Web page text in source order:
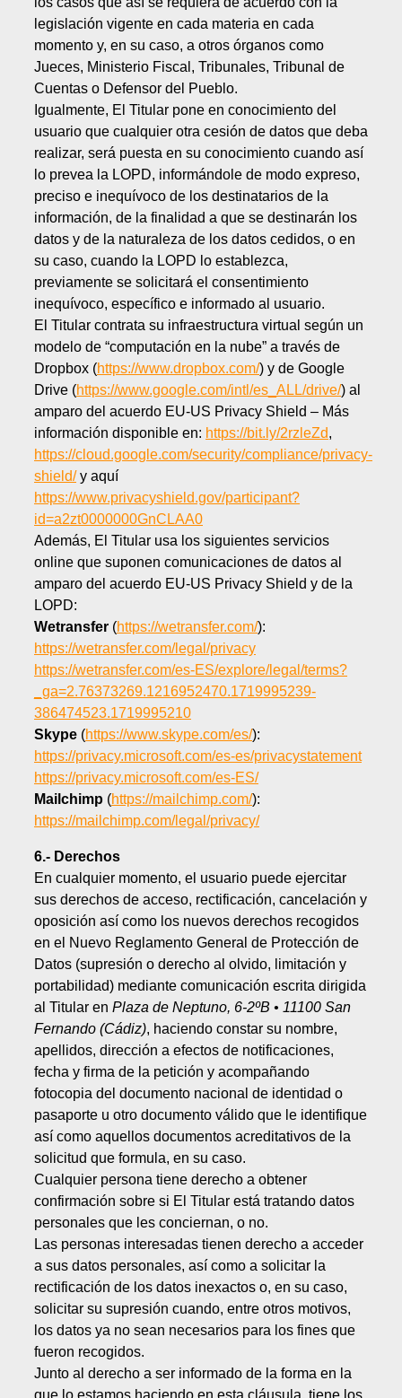
legislación vigente en cada materia en cada
momento y, en su caso, a otros órganos como
Jueces, Ministerio Fiscal, Tribunales, Tribunal de
Cuentas o Defensor del Pueblo.
Igualmente, El Titular pone en conocimiento del
usuario que cualquier otra cesión de datos que deba
realizar, será puesta en su conocimiento cuando así
lo prevea la LOPD, informándole de modo expreso,
preciso e inequívoco de los destinatarios de la
información, de la finalidad a que se destinarán los
datos y de la naturaleza de los datos cedidos, o en
su caso, cuando la LOPD lo establezca,
previamente se solicitará el consentimiento
inequívoco, específico e informado al usuario.
El Titular contrata su infraestructura virtual según un
modelo de “computación en la nube” a través de
Dropbox (https://www.dropbox.com/) y de Google
Drive (https://www.google.com/intl/es_ALL/drive/) al
amparo del acuerdo EU-US Privacy Shield – Más
información disponible en: https://bit.ly/2rzleZd,
https://cloud.google.com/security/compliance/privacy-
shield/y aquí
https://www.privacyshield.gov/participant?
id=a2zt0000000GnCLAA0
Además, El Titular usa los siguientes servicios
online que suponen comunicaciones de datos al
amparo del acuerdo EU-US Privacy Shield y de la
LOPD:
Wetransfer (https://wetransfer.com/):
https://wetransfer.com/legal/privacy
https://wetransfer.com/es-ES/explore/legal/terms?
_ga=2.76373269.1216952470.1719995239-
386474523.1719995210
Skype (https://www.skype.com/es/):
https://privacy.microsoft.com/es-es/privacystatement
https://privacy.microsoft.com/es-ES/
Mailchimp (https://mailchimp.com/):
https://mailchimp.com/legal/privacy/
6.- Derechos
En cualquier momento, el usuario puede ejercitar
sus derechos de acceso, rectificación, cancelación y
oposición así como los nuevos derechos recogidos
en el Nuevo Reglamento General de Protección de
Datos (supresión o derecho al olvido, limitación y
portabilidad) mediante comunicación escrita dirigida
al Titular en Plaza de Neptuno, 6-2ºB • 11100 San
Fernando (Cádiz), haciendo constar su nombre,
apellidos, dirección a efectos de notificaciones,
fecha y firma de la petición y acompañando
fotocopia del documento nacional de identidad o
pasaporte u otro documento válido que le identifique
así como aquellos documentos acreditativos de la
solicitud que formula, en su caso.
Cualquier persona tiene derecho a obtener
confirmación sobre si El Titular está tratando datos
personales que les conciernan, o no.
Las personas interesadas tienen derecho a acceder
a sus datos personales, así como a solicitar la
rectificación de los datos inexactos o, en su caso,
solicitar su supresión cuando, entre otros motivos,
los datos ya no sean necesarios para los fines que
fueron recogidos.
Junto al derecho a ser informado de la forma en la
que lo estamos haciendo en esta cláusula, tiene los